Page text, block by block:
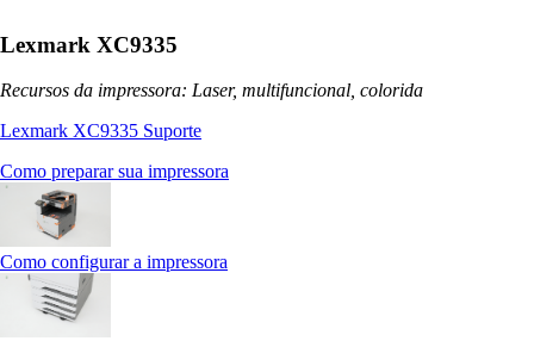
Lexmark XC9335
Recursos da impressora: Laser, multifuncional, colorida
Lexmark XC9335 Suporte
Como preparar sua impressora
Como configurar a impressora